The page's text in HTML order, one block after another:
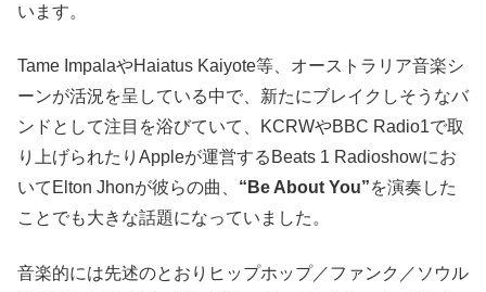
います。
Tame ImpalaやHaiatus Kaiyote等、オーストラリア音楽シ
ーンが活況を呈している中で、新たにブレイクしそうなバ
ンドとして注目を浴びていて、KCRWやBBC Radio1で取
り上げられたりAppleが運営するBeats 1 Radioshowにお
いてElton Jhonが彼らの曲、 “Be About You”を演奏した
ことでも大きな話題になっていました。
音楽的には先述のとおりヒップホップ／ファンク／ソウル